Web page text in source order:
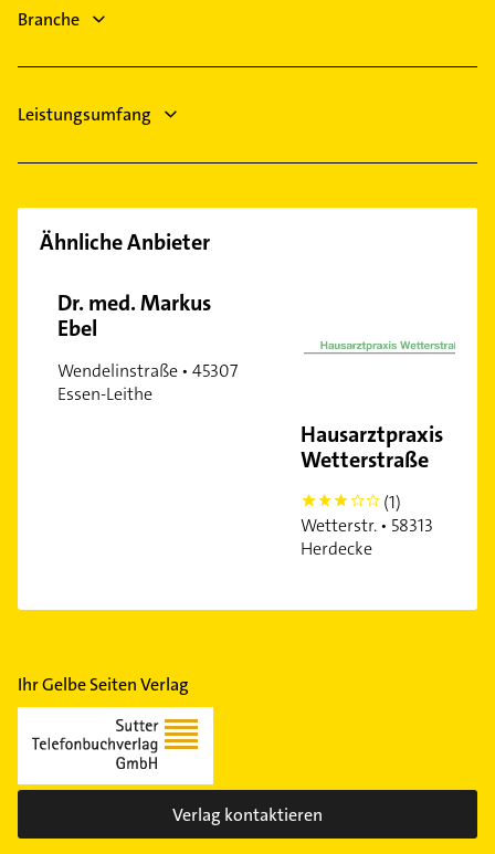
Sanitärinstallation
Branche
Leistungsumfang
Ähnliche Anbieter
Dr. med. Markus
Ebel
Wendelinstraße • 45307
Essen-Leithe
Hausarztpraxis
Wetterstraße
3
(1)
Wetterstr. • 58313
Herdecke
Ihr Gelbe Seiten Verlag
Verlag kontaktieren